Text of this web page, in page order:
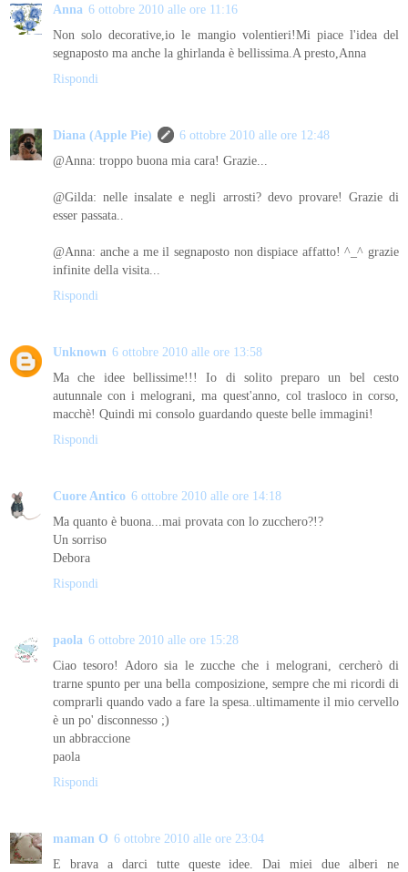
Anna 6 ottobre 2010 alle ore 11:16
Non solo decorative,io le mangio volentieri!Mi piace l'idea del
segnaposto ma anche la ghirlanda è bellissima.A presto,Anna
Rispondi
Diana (Apple Pie)
6 ottobre 2010 alle ore 12:48
@Anna: troppo buona mia cara! Grazie...
@Gilda: nelle insalate e negli arrosti? devo provare! Grazie di
esser passata..
@Anna: anche a me il segnaposto non dispiace affatto! ^_^ grazie
infinite della visita...
Rispondi
Unknown 6 ottobre 2010 alle ore 13:58
Ma che idee bellissime!!! Io di solito preparo un bel cesto
autunnale con i melograni, ma quest'anno, col trasloco in corso,
macchè! Quindi mi consolo guardando queste belle immagini!
Rispondi
Cuore Antico 6 ottobre 2010 alle ore 14:18
Ma quanto è buona...mai provata con lo zucchero?!?
Un sorriso
Debora
Rispondi
paola 6 ottobre 2010 alle ore 15:28
Ciao tesoro! Adoro sia le zucche che i melograni, cercherò di
trarne spunto per una bella composizione, sempre che mi ricordi di
comprarli quando vado a fare la spesa..ultimamente il mio cervello
è un po' disconnesso ;)
un abbraccione
paola
Rispondi
maman O 6 ottobre 2010 alle ore 23:04
E brava a darci tutte queste idee. Dai miei due alberi ne